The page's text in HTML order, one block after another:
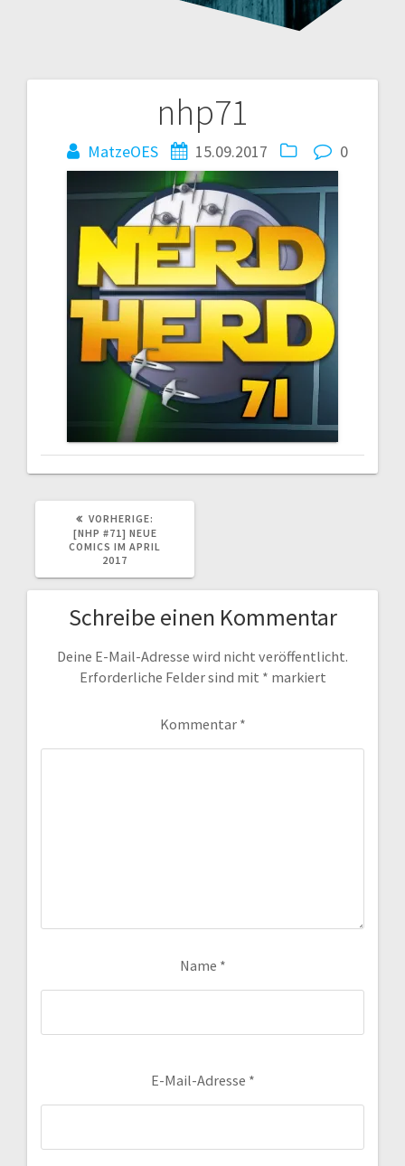
nhp71
MatzeOES 15.09.2017 0
Beitragsnavigation
VORHERIGE:
BEITRAG:
[NHP #71] NEUE
COMICS IM APRIL
2017
Schreibe einen Kommentar
Deine E-Mail-Adresse wird nicht veröffentlicht.
Erforderliche Felder sind mit * markiert
Kommentar *
Name *
E-Mail-Adresse *